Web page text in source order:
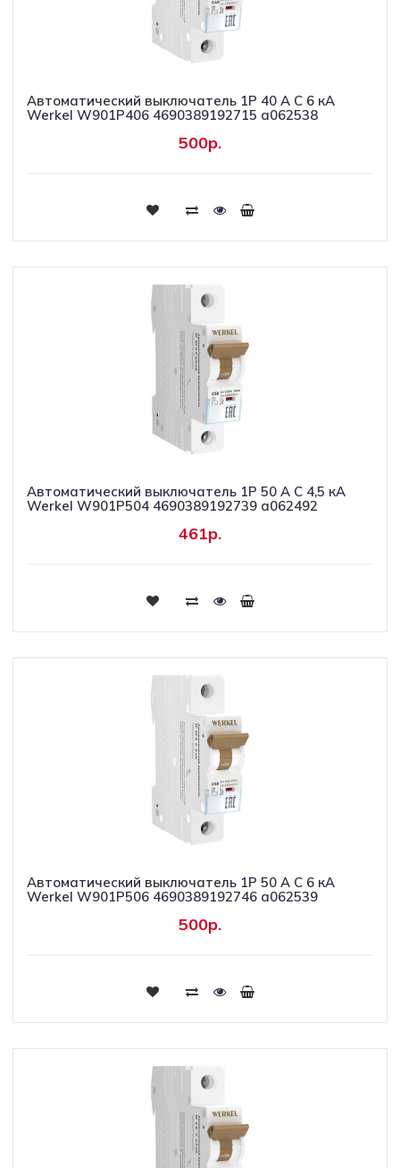
Автоматический выключатель 1P 40 A C 6 кА
Werkel W901P406 4690389192715 a062538
500р.
Купить
Автоматический выключатель 1P 50 A C 4,5 кА
Werkel W901P504 4690389192739 a062492
461р.
Купить
Автоматический выключатель 1P 50 A C 6 кА
Werkel W901P506 4690389192746 a062539
500р.
Купить